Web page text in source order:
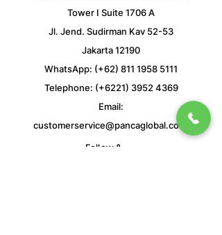
Tower I Suite 1706 A
Jl. Jend. Sudirman Kav 52-53
Jakarta 12190
WhatsApp: (+62) 811 1958 5111
Telephone: (+6221) 3952 4369
Email:
customerservice@pancaglobal.co.id
Follow &